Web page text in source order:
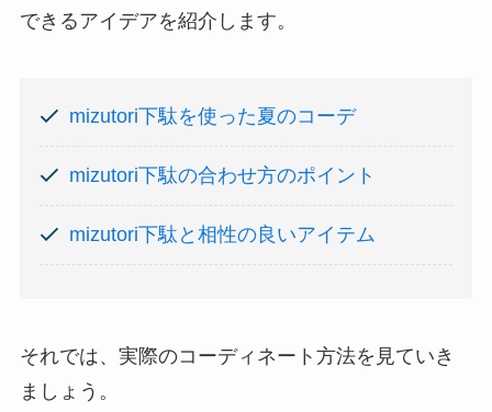
できるアイデアを紹介します。
mizutori下駄を使った夏のコーデ
mizutori下駄の合わせ方のポイント
mizutori下駄と相性の良いアイテム
それでは、実際のコーディネート方法を見ていき
ましょう。